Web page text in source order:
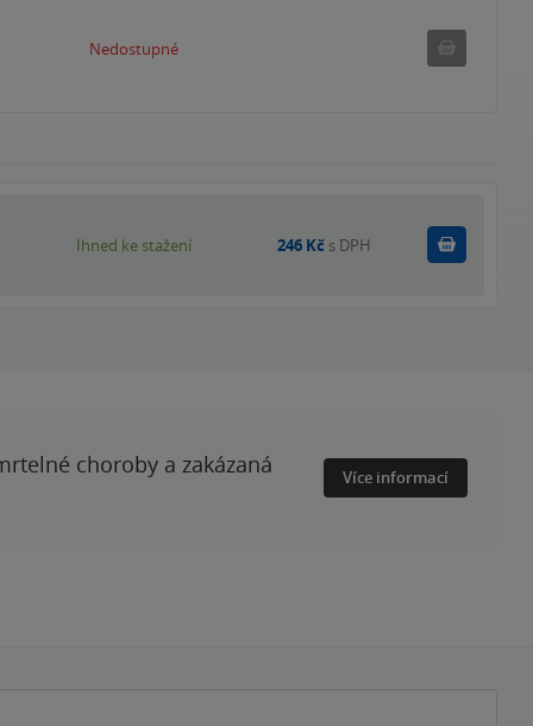
Nedostupné
Ihned ke stažení 246 Kč s DPH Koupit
choroby a zakázaná
Více informací